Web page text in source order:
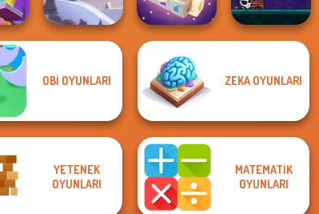
Ski Jump
Mystic Mahjong
Dungeon Master
OBI OYUNLARI ZEKA OYUNLARI
YETENEK
OYUNLARI
MATEMATIK
OYUNLARI